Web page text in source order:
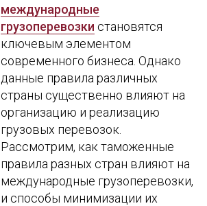
международные
грузоперевозки становятся
ключевым элементом
современного бизнеса. Однако
данные правила различных
страны существенно влияют на
организацию и реализацию
грузовых перевозок.
Рассмотрим, как таможенные
правила разных стран влияют на
международные грузоперевозки,
и способы минимизации их